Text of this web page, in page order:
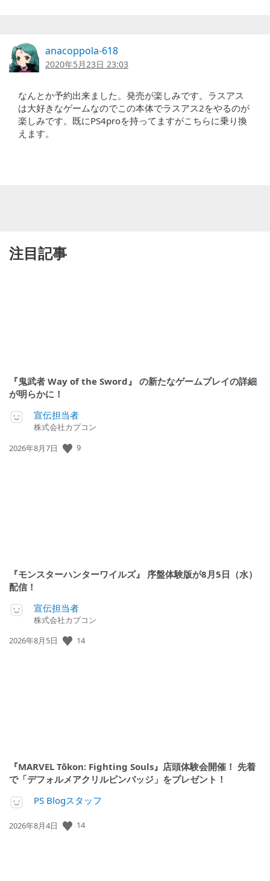
anacoppola-618
2020年5月23日 23:03
なんとか予約出来ました。発売が楽しみです。ラスアス
は大好きなゲームなのでこの本体でラスアス2をやるのが
楽しみです。既にPS4proを持ってますがこちらに乗り換
えます。
注目記事
『鬼武者 Way of the Sword』 の新たなゲームプレイの詳細
が明らかに！
宣伝担当者
株式会社カプコン
公
2026年8月7日 9
『モンスターハンターワイルズ』 序盤体験版が8月5日（水）
配信！
宣伝担当者
株式会社カプコン
公
2026年8月5日 14
『MARVEL Tōkon: Fighting Souls』店頭体験会開催！ 先着
で「デフォルメアクリルピンバッジ」をプレゼント！
PS Blogスタッフ
公
2026年8月4日 14